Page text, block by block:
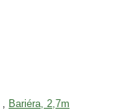
, Bariéra, 2,7m